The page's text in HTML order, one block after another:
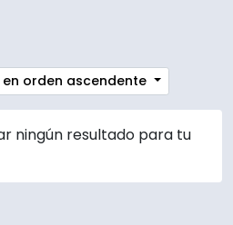
orden ascendente
ningún resultado para tu